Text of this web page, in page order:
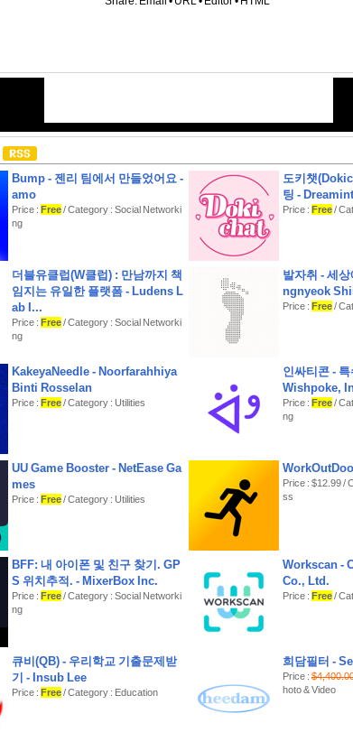
■ 광해(빛공해) 지도
- 희망 촬영시간과 보유 필터를 고르면 최적의 필터
천
■ 과초점 계산 (DoF)
- 센서·렌즈·조리개별 피사계심도와 과초점거리
- 초점·타겟 거리를 지도에서 바로 측정
- 일출·일몰, 월출·월몰, 박명, 블루아워·골든아워, 월
- 해안 촬영용 조위 곡선과 만조·간조 (한국 KHOA 정
- 카메라로 건물·나무 높이와 경사각 측정
- 은하수·별 궤적·일출 명소를 계획적으로 찾아다니
- ND1000 장노출, 해무 낀 새벽 바다를 찍는 분
개인정보와 비용
- 광고 없음, 앱 내 구입 없음 — 한 번의 구입으로 모
- 계정 불필요
- 위치 정보는 천문 계산을 위해 기기 안에서만 사용
데이터 출처
- 광해: EOG VIIRS VNL (CC BY 4.0) · 조석: KHOA,
- 물때 정보는 촬영 참고용입니다 — 항해·안전 목적
Bump - 젠리 팀에서 만들었어요 -
amo
Price : Free/ Category : Social Networki
ng
도키챗
팅 -
Price : Free/
더블유클럽(W클럽) : 만남까지 책
임지는 유일한 플랫폼 - Ludens L
ab I...
Price : Free/ Category : Social Networki
ng
발자취 - 세
ngnyeok
Price : Free/
KakeyaNeedle - Noorfarahhiya
Binti Rosselan
Price : Free/ Category : Utilities
인싸티콘 -
Wishpoke,
Price : Free/
ng
UU Game Booster - NetEase Ga
mes
Price : Free/ Category : Utilities
Price : $12.99 /
ss
BFF: 내 아이폰 및 친구 찾기. GP
S 위치추적. - MixerBox Inc.
Price : Free/ Category : Social Networki
ng
Workscan -
Co., Ltd.
Price : Free/
큐비(QB) - 우리학교 기출문제받
기 - Insub Lee
Price : Free/ Category : Education
희담필터 -
Price :
hoto & Video